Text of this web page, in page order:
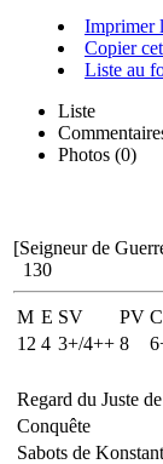
Imprimer
Copier
Liste au
Liste
Photos (0)
[Seigneur de
130
M E SV PV
12 4 3+/4++ 8
Regard du Juste
Conquête
Sabots de